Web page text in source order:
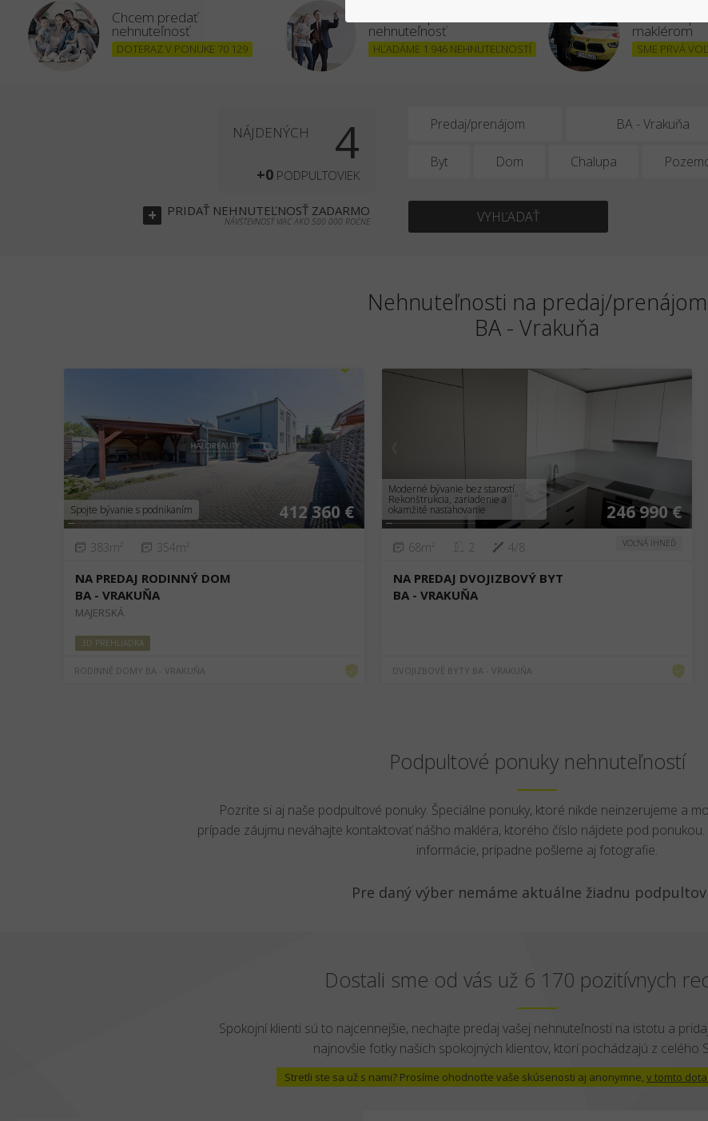
Chcem predať
nehnuteľnosť
DOTERAZ V PONUKE 70 129
nehnuteľnosť
HĽADÁME 1 946 NEHNUTEĽNOSTÍ
maklérom
SME PRVÁ
Predaj/prenájom
Byt Dom Chalupa
VYHĽADAŤ
NÁJDENÝCH 4
+0 PODPULTOVIEK
+ PRIDAŤ NEHNUTEĽNOSŤ ZADARMO
NÁVŠTEVNOSŤ VIAC AKO 500 000 ROČNE
Nehnuteľnosti na predaj/prenájom
BA - Vrakuňa
❮ ❯
Spojte bývanie s podnikaním 412 360 €
383m² 354m²
NA PREDAJ RODINNÝ DOM
BA - VRAKUŇA
MAJERSKÁ
3D PREHLIADKA
RODINNÉ DOMY BA - VRAKUŇA
Moderné bývanie bez starostí.
Rekonštrukcia, zariadenie a
okamžité nasťahovanie 246 990 €
68m² 2 4/8 VOĽNÁ IHNEĎ
NA PREDAJ DVOJIZBOVÝ BYT
BA - VRAKUŇA
DVOJIZBOVÉ BYTY BA - VRAKUŇA
Podpultové ponuky nehnuteľností
Pozrite si aj naše podpultové ponuky. Špeciálne ponuky, ktoré nikde neinzerujeme a
prípade záujmu neváhajte kontaktovať nášho makléra, ktorého číslo nájdete pod
informácie, prípadne pošleme aj fotografie.
Pre daný výber nemáme aktuálne žiadnu
Dostali sme od vás už 6 170 pozitívnych
Spokojní klienti sú to najcennejšie, nechajte predaj vašej nehnuteľnosti na istotu a
najnovšie fotky našich spokojných klientov, ktorí pochádzajú z celého
Stretli ste sa už s nami? Prosíme ohodnoťte vaše skúsenosti aj anonymne, v tomto